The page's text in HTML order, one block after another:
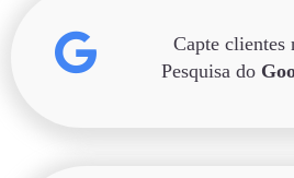
Capte clientes
Pesquisa do